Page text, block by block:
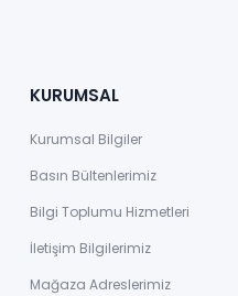
KURUMSAL
Kurumsal Bilgiler
Basın Bültenlerimiz
Bilgi Toplumu Hizmetleri
İletişim Bilgilerimiz
Mağaza Adreslerimiz